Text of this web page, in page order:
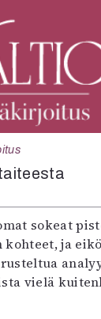
sokeat
ja
vielä